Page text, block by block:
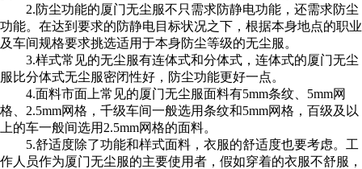
2.防尘功能的厦门无尘服不只需求防静电功能，还需求防尘
功能。在达到要求的防静电目标状况之下，根据本身地点的职业
及车间规格要求挑选适用于本身防尘等级的无尘服。
3.样式常见的无尘服有连体式和分体式，连体式的厦门无尘
服比分体式无尘服密闭性好，防尘功能更好一点。
4.面料市面上常见的厦门无尘服面料有5mm条纹、5mm网
格、2.5mm网格，千级车间一般选用条纹和5mm网格，百级及以
上的车一般间选用2.5mm网格的面料。
5.舒适度除了功能和样式面料，衣服的舒适度也要考虑。工
作人员作为厦门无尘服的主要使用者，假如穿着的衣服不舒服，